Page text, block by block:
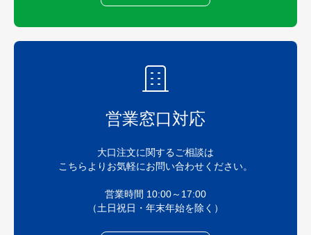
営業窓口対応
大口注文に関するご相談は
こちらよりお気軽にお問い合わせください。
営業時間 10:00～17:00
（土日祝日・年末年始を除く）